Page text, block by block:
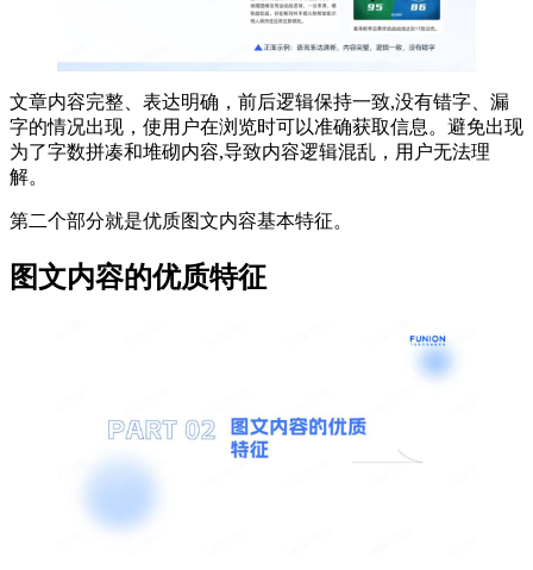
文章内容完整、表达明确，前后逻辑保持一致,没有错字、漏
字的情况出现，使用户在浏览时可以准确获取信息。避免出现
为了字数拼凑和堆砌内容,导致内容逻辑混乱，用户无法理
解。
第二个部分就是优质图文内容基本特征。
图文内容的优质特征